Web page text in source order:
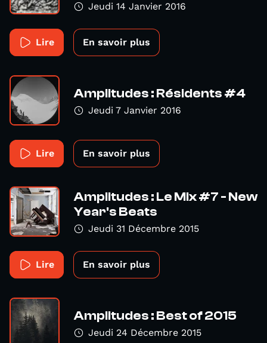
Jeudi 14 Janvier 2016
Lire En savoir plus
Amplitudes : Résidents #4
Jeudi 7 Janvier 2016
Lire En savoir plus
Amplitudes : Le Mix #7 - New
Year's Beats
Jeudi 31 Décembre 2015
Lire En savoir plus
Amplitudes : Best of 2015
Jeudi 24 Décembre 2015